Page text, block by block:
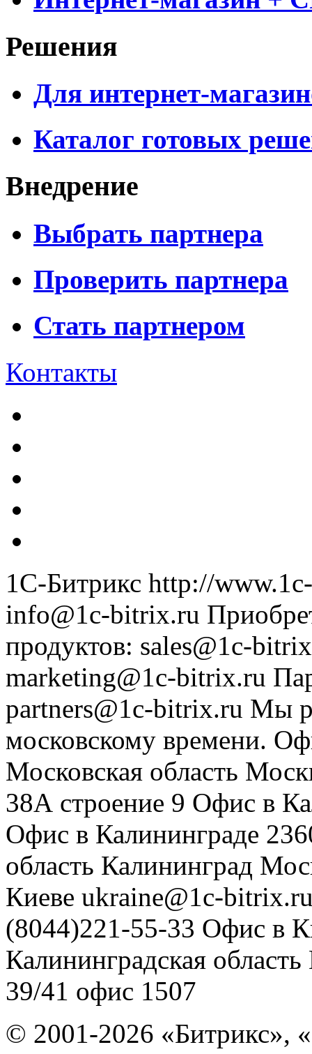
Решения
Для интернет-
Каталог готовых
Внедрение
Выбрать партнера
Проверить партнера
Стать партнером
Контакты
1С-Битрикс http://
info@1c-bitrix.ru
продуктов: sales@1c-
marketing@1c-bitrix.ru
partners@1c-bitrix.ru Мы
московскому времени.
Московская область
38А строение 9 Офис в
Офис в Калининграде
область Калининград
Киеве ukraine@1c-
(8044)221-55-33 Офис в
Калининградская область
39/41 офис 1507
© 2001-2026 «Битрикс»,